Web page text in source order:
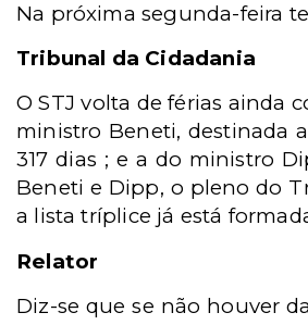
Na próxima segunda-feira
Tribunal da Cidadania
O STJ volta de férias ainda
ministro Beneti, destinada
317 dias ; e a do ministro
Beneti e Dipp, o pleno do
a lista tríplice já está
Relator
Diz-se que se não houver